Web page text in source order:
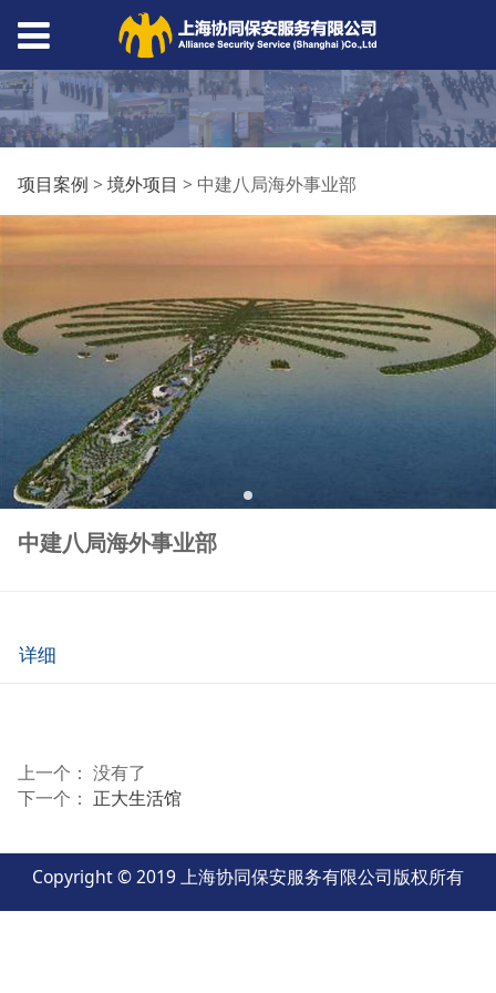
中建八局海外事业部
项目案例 > 境外项目 > 中建八局海外事业部
中建八局海外事业部
详细
上一个： 没有了
下一个： 正大生活馆
Copyright © 2019 上海协同保安服务有限公司版权所有